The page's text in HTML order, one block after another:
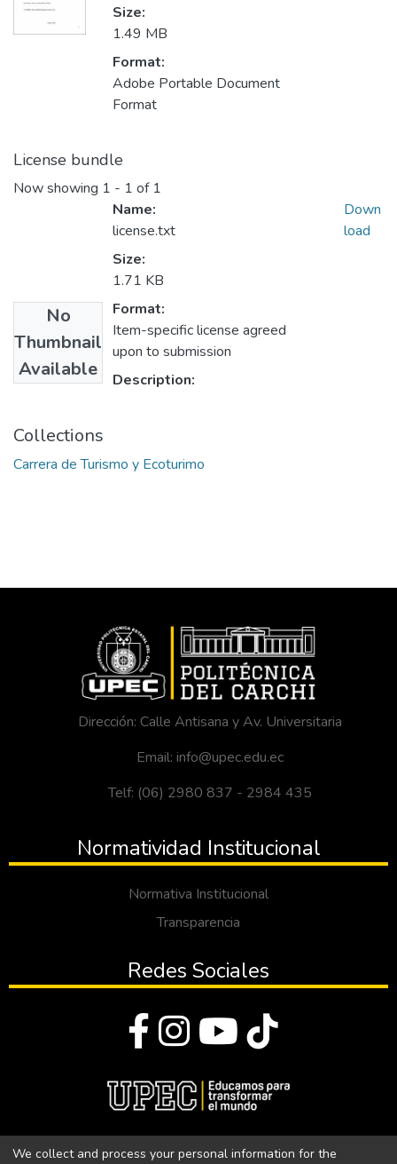
Size:
1.49 MB
Format:
Adobe Portable Document
Format
License bundle
Now showing 1 - 1 of 1
No
Thumbnail
Available
Name:
license.txt
Size:
1.71 KB
Format:
Item-specific license agreed
upon to submission
Description:
Down
load
Collections
Carrera de Turismo y Ecoturimo
Dirección: Calle Antisana y Av. Universitaria
Email: info@upec.edu.ec
Telf: (06) 2980 837 - 2984 435
Normatividad Institucional
Normativa Institucional
Transparencia
Redes Sociales
We collect and process your personal information for the